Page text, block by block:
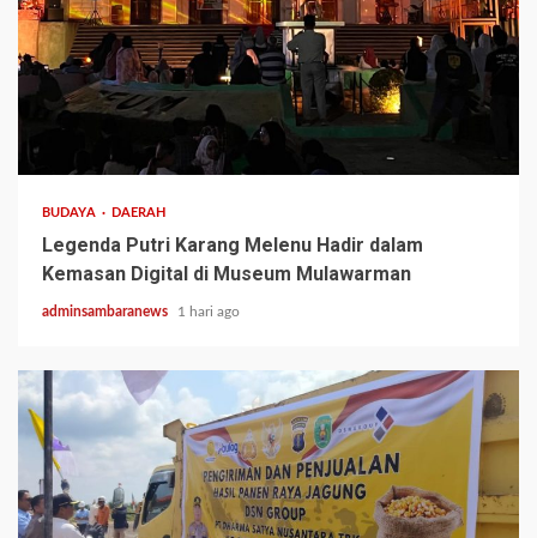
BUDAYA DAERAH
Legenda Putri Karang Melenu Hadir dalam
Kemasan Digital di Museum Mulawarman
adminsambaranews 1 hari ago